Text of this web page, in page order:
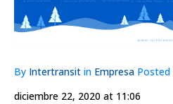
By Intertransit in Empresa Posted
diciembre 22, 2020 at 11:06